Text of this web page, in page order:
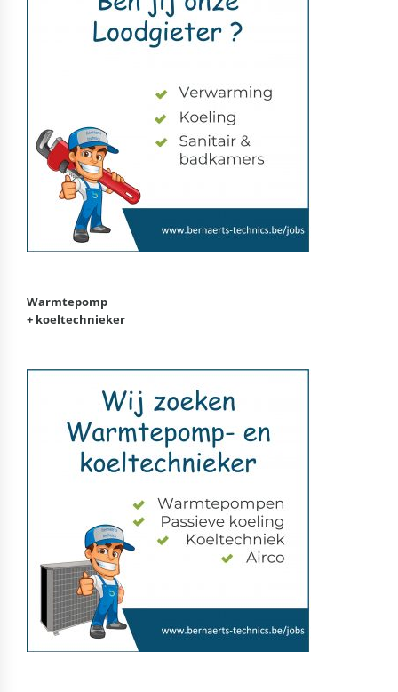
Warmtepomp
+ koeltechnieker